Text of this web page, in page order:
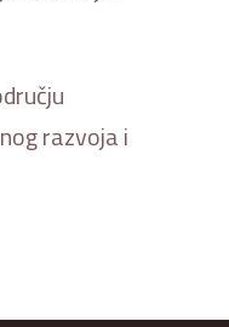
razvoja i